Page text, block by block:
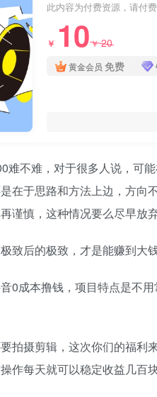
此内容为付费资源，请付
￥ 10￥20
黄金会员 免费
难不难，对于很多人说，可
在于思路和方法上边，方向
谨慎，这种情况要么尽早放
致后的极致，才是能赚到大钱
0成本撸钱，项目特点是不
拍摄剪辑，这次你们的福利
作每天就可以稳定收益几百块